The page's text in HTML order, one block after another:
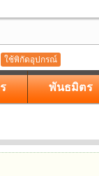
ใช้พิกัดอุปกรณ์
พันธมิตร